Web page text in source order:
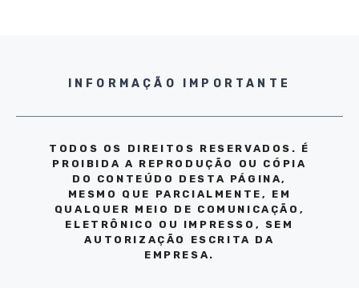
INFORMAÇÃO IMPORTANTE
TODOS OS DIREITOS RESERVADOS. É
PROIBIDA A REPRODUÇÃO OU CÓPIA
DO CONTEÚDO DESTA PÁGINA,
MESMO QUE PARCIALMENTE, EM
QUALQUER MEIO DE COMUNICAÇÃO,
ELETRÔNICO OU IMPRESSO, SEM
AUTORIZAÇÃO ESCRITA DA
EMPRESA.